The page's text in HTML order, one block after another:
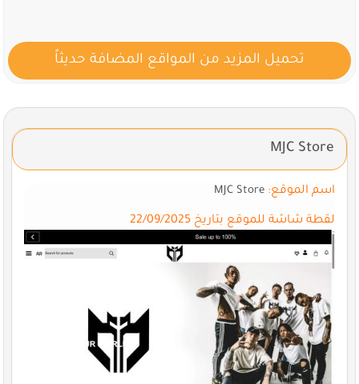
تحميل المزيد من المواقع المضافة حديثاً
MJC Store
اسم الموقع:MJC Store
لقطة شاشة للموقع بتاريخ 22/09/2025